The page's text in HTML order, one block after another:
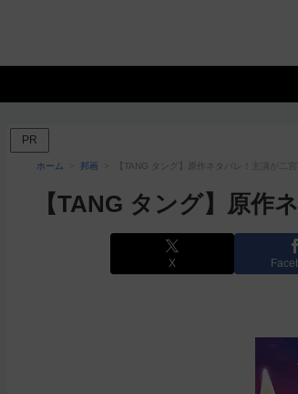
PR
ホーム 邦画 【TANG タング】原作ネタバレ！主演が二
【TANG タング】原作
X